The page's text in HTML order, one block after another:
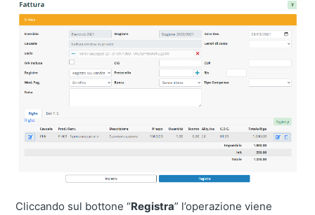
Cliccando sul bottone “Registra” l’operazione viene